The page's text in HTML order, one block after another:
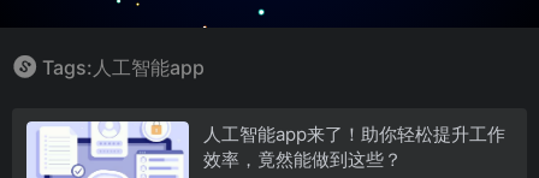
Tags:人工智能app
人工智能app来了！助你轻松提升工作
效率，竟然能做到这些？